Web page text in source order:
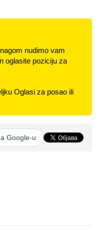
nudimo vam
oglasite poziciju za
Oglasi za posao ili
Google-u